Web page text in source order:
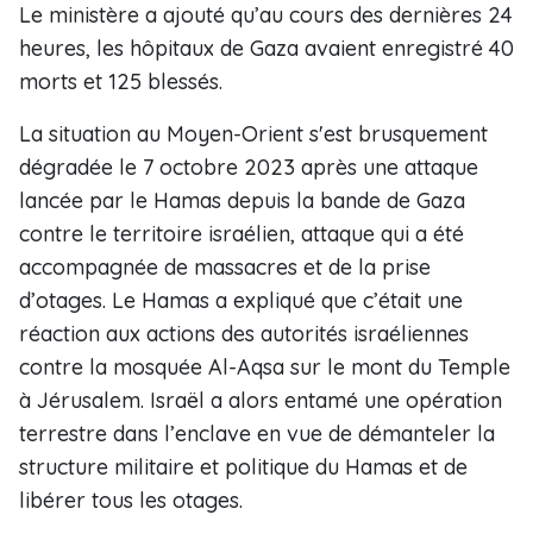
Le ministère a ajouté qu’au cours des dernières 24
heures, les hôpitaux de Gaza avaient enregistré 40
morts et 125 blessés.
La situation au Moyen-Orient s'est brusquement
dégradée le 7 octobre 2023 après une attaque
lancée par le Hamas depuis la bande de Gaza
contre le territoire israélien, attaque qui a été
accompagnée de massacres et de la prise
d’otages. Le Hamas a expliqué que c’était une
réaction aux actions des autorités israéliennes
contre la mosquée Al-Aqsa sur le mont du Temple
à Jérusalem. Israël a alors entamé une opération
terrestre dans l’enclave en vue de démanteler la
structure militaire et politique du Hamas et de
libérer tous les otages.